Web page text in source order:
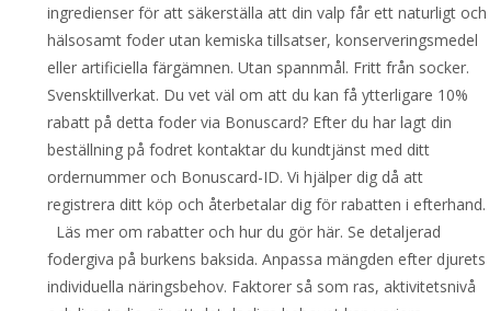
ingredienser för att säkerställa att din valp får ett naturligt och
hälsosamt foder utan kemiska tillsatser, konserveringsmedel
eller artificiella färgämnen. Utan spannmål. Fritt från socker.
Svensktillverkat. Du vet väl om att du kan få ytterligare 10%
rabatt på detta foder via Bonuscard? Efter du har lagt din
beställning på fodret kontaktar du kundtjänst med ditt
ordernummer och Bonuscard-ID. Vi hjälper dig då att
registrera ditt köp och återbetalar dig för rabatten i efterhand.
Läs mer om rabatter och hur du gör här. Se detaljerad
fodergiva på burkens baksida. Anpassa mängden efter djurets
individuella näringsbehov. Faktorer så som ras, aktivitetsnivå